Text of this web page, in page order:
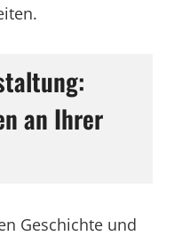
an Ihrer
Geschichte und